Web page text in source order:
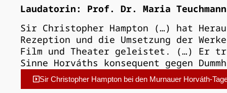
Laudatorin: Prof. Dr. Maria Teuchmann
Sir Christopher Hampton (…) hat
Rezeption und die Umsetzung der
Film und Theater geleistet. (…) Er
Sinne Horváths konsequent gegen
Sir Christopher Hampton bei den Murnauer Horváth-